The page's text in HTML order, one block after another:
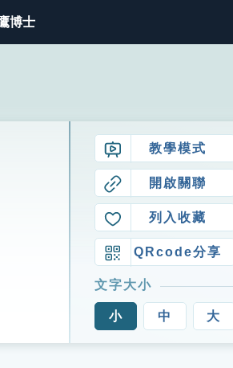
博士
教學模式
開啟關聯
列入收藏
QRcode分享
文字大小
小 中 大